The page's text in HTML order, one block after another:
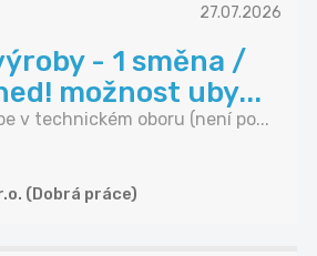
27.07.2026
- 1 směna /
možnost uby...
v technickém oboru (není po...
(Dobrá práce)